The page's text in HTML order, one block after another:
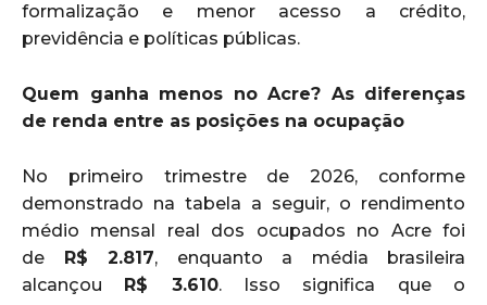
formalização e menor acesso a crédito,
previdência e políticas públicas.
Quem ganha menos no Acre? As diferenças
de renda entre as posições na ocupação
No primeiro trimestre de 2026, conforme
demonstrado na tabela a seguir, o rendimento
médio mensal real dos ocupados no Acre foi
de
R$ 2.817, enquanto a média brasileira
alcançou
R$ 3.610. Isso significa que o